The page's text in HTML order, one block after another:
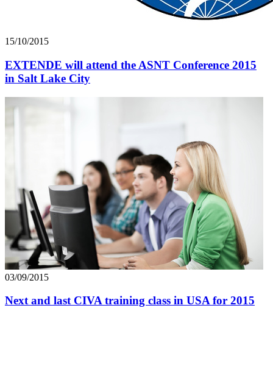
15/10/2015
EXTENDE will attend the ASNT Conference 2015
in Salt Lake City
03/09/2015
Next and last CIVA training class in USA for 2015